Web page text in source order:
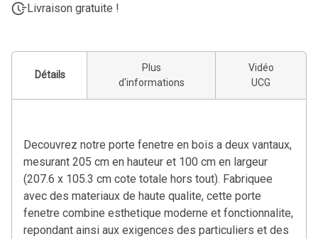
Livraison gratuite !
Détails
Plus
d'informations
Vidéo
UCG
Decouvrez notre porte fenetre en bois a deux vantaux,
mesurant 205 cm en hauteur et 100 cm en largeur
(207.6 x 105.3 cm cote totale hors tout). Fabriquee
avec des materiaux de haute qualite, cette porte
fenetre combine esthetique moderne et fonctionnalite,
repondant ainsi aux exigences des particuliers et des